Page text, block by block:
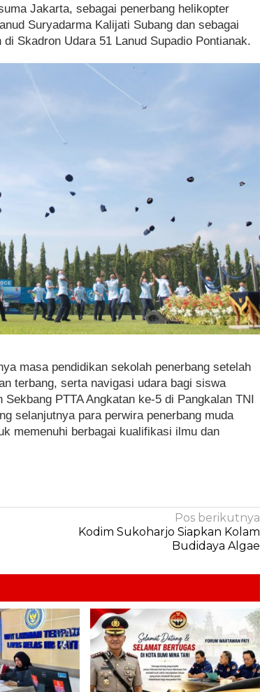
Jakarta, sebagai penerbang helikopter
Suryadarma Kalijati Subang dan sebagai
Skadron Udara 51 Lanud Supadio Pontianak.
masa pendidikan sekolah penerbang setelah
terbang, serta navigasi udara bagi siswa
PTTA Angkatan ke-5 di Pangkalan TNI
selanjutnya para perwira penerbang muda
memenuhi berbagai kualifikasi ilmu dan
Pos berikutnya
Kodim Sukoharjo Siapkan Kolam
Budidaya Algae